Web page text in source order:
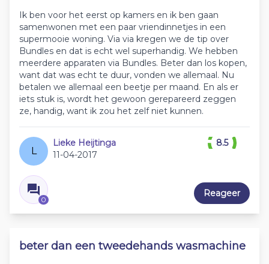
Ik ben voor het eerst op kamers en ik ben gaan
samenwonen met een paar vriendinnetjes in een
supermooie woning. Via via kregen we de tip over
Bundles en dat is echt wel superhandig. We hebben
meerdere apparaten via Bundles. Beter dan los kopen,
want dat was echt te duur, vonden we allemaal. Nu
betalen we allemaal een beetje per maand. En als er
iets stuk is, wordt het gewoon gerepareerd zeggen
ze, handig, want ik zou het zelf niet kunnen.
L
Lieke Heijtinga
11-04-2017
0
8.5
Reageer
beter dan een tweedehands wasmachine